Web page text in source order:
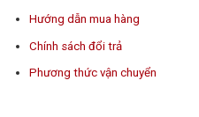
Hướng dẫn mua hàng
Chính sách đổi trả
Phương thức vận chuyển